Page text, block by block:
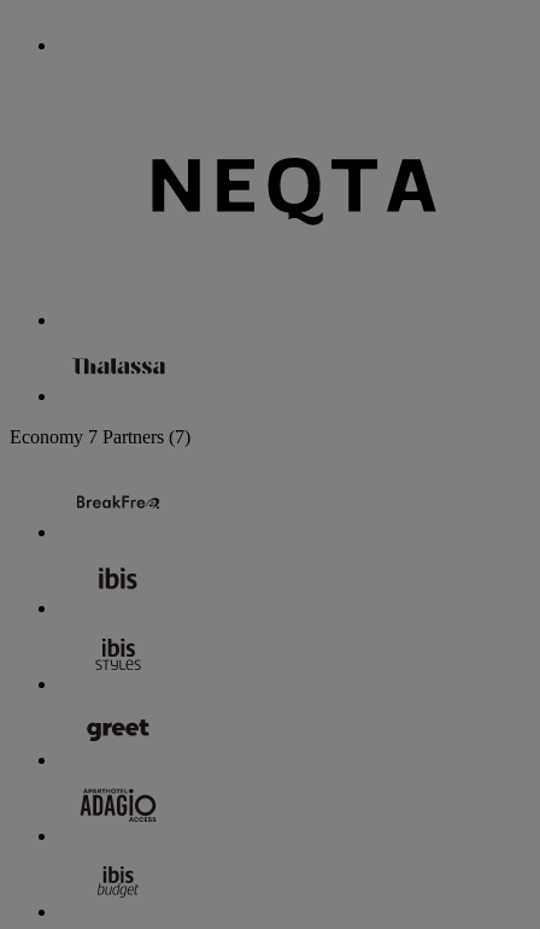
Economy 7 Partners (7)